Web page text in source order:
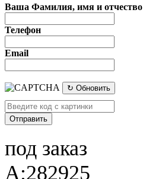
Ваша Фамилия, имя и отчество
Телефон
Email
↻ Обновить
под заказ
A:282925